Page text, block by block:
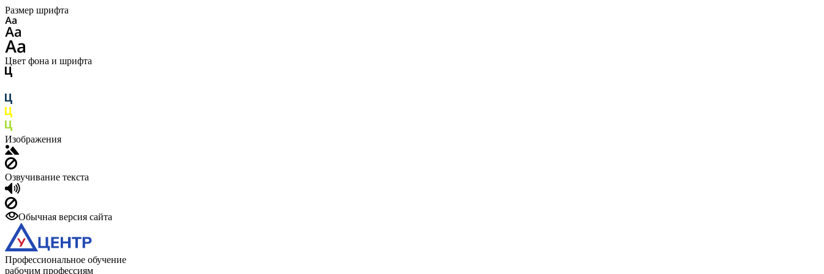
Размер шрифта
Цвет фона и шрифта
Изображения
Озвучивание текста
Обычная версия сайта
Профессиональное обучение
рабочим профессиям